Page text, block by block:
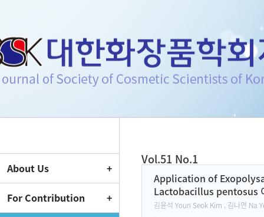
Journal of Society of
About Us
For Contribution
Vol.51 No.1
Application of
Lactobacillus pentosus
김윤석 Youn Seok Kim , 김나연 Na